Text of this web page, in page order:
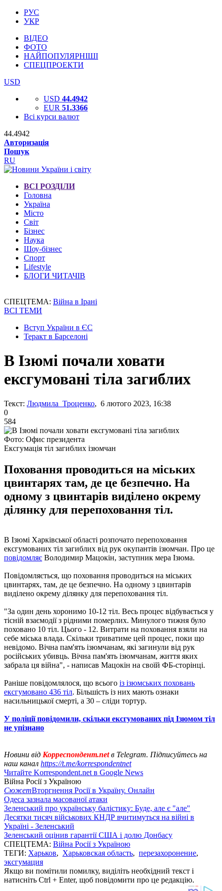
РУС
УКР
ВІДЕО
ФОТО
НАЙПОПУЛЯРНІШІ
СПЕЦПРОЕКТИ
USD
USD 44.4942
EUR 51.3366
Всі курси валют
44.4942
Авторизація
Пошук
RU
ВСІ РОЗДІЛИ
Головна
Україна
Місто
Світ
Бізнес
Наука
Шоу-бізнес
Спорт
Lifestyle
БЛОГИ ЧИТАЧІВ
СПЕЦТЕМА: Війна в Ірані
ВСІ ТЕМИ
Вступ України в ЄС
Теракт в Барселоні
В Ізюмі почали ховати
ексгумовані тіла загиблих
Текст: Людмила Троценко, 6 лютого 2023, 16:38
0
584
Фото: Офис президента
Ексгумація тіл загиблих ізюмчан
Поховання проводиться на міських
цвинтарях там, де це безпечно. На
одному з цвинтарів виділено окрему
ділянку для перепоховання тіл.
В Ізюмі Харківської області розпочато перепоховання
ексгумованих тіл загиблих від рук окупантів ізюмчан. Про це
повідомляє Володимир Мацокін, заступник мера Ізюма.
Повідомляється, що поховання проводиться на міських
цвинтарях, там, де це безпечно. На одному з цвинтарів
виділено окрему ділянку для перепоховання тіл.
"За один день хоронимо 10-12 тіл. Весь процес відбувається у
тісній взаємодії з рідними померлих. Минулого тижня було
поховано 10 тіл. Цього - 12. Витрати на поховання взяли на
себе міська влада. Скільки триватиме цей процес, поки що
невідомо. Вічна пам'ять ізюмчанам, які загинули від рук
російських убивць. Вічна пам'ять ізюмчанам, життя яких
забрала ця війна", - написав Мацокін на своїй ФБ-сторінці.
Раніше повідомлялося, що всього із ізюмських поховань
ексгумовано 436 тіл. Більшість із них мають ознаки
насильницької смерті, а 30 – сліди тортур.
У поліції повідомили, скільки ексгумованих під Ізюмом тіл
не упізнано
Новини від Корреспондент.netв Telegram. Підписуйтесь на
наш канал https://t.me/korrespondentnet
Читайте Korrespondent.net в Google News
Війна Росії з Україною
СюжетВторгнення Росії в Україну. Онлайн
Одеса зазнала масованої атаки
Зеленський про українську балістику: Буде, але є "але"
Десятки тисяч військових КНДР вчитимуться на війні в
Україні - Зеленський
Зеленський оцінив гарантії США і долю Донбасу
СПЕЦТЕМА: Війна Росії з Україною
ТЕГИ: Харьков, Харьковская область, перезахоронение,
эксгумация
Якщо ви помітили помилку, виділіть необхідний текст і
натисніть Ctrl + Enter, щоб повідомити про це редакцію.